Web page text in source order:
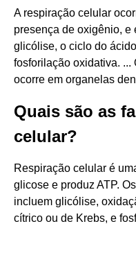
A respiração celular
presença de oxigênio, e
glicólise, o ciclo do
fosforilação oxidativa.
ocorre em organelas
Quais são as
celular?
Respiração celular é
glicose e produz ATP.
incluem glicólise,
cítrico ou de Krebs, e